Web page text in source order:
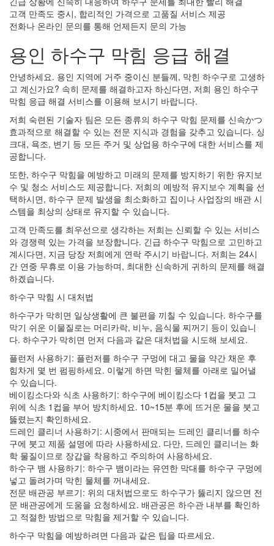
고객 만족도 중시, 합리적인 가격으로 고품질 서비스 제공
전화나 온라인 문의를 통해 언제든지 문의 가능
용인 하수구 막힘 응급 해결
안녕하세요. 용인 지역에 거주 중이신 분들께, 막힌 하수구로 고생하
고 계신가요? 속히 문제를 해결하고자 하신다면, 저희 용인 하수구
막힘 응급 해결 서비스를 이용해 보시기 바랍니다.
저희 숙련된 기술자 팀은 모든 종류의 하수구 막힘 문제를 신속かつ
효과적으로 해결할 수 있는 전문 지식과 경험을 갖추고 있습니다. 싱
크대, 욕조, 변기 등 모든 주거 및 상업용 하수구에 대한 서비스를 제
공합니다.
또한, 하수구 막힘을 예방하고 미래의 문제를 방지하기 위한 유지보
수 및 청소 서비스도 제공합니다. 저희의 예방적 유지보수 계획을 선
택하시면, 하수구 문제 발생을 최소화하고 집이나 사업장의 배관 시
스템을 최상의 상태로 유지할 수 있습니다.
고객 만족도를 최우선으로 생각하는 저희는 신뢰할 수 있는 서비스
와 경쟁력 있는 가격을 보장합니다. 긴급 하수구 막힘으로 고민하고
계시다면, 지금 당장 저희에게 연락 주시기 바랍니다. 저희는 24시
간 연중 무휴로 이용 가능하며, 최대한 신속하게 귀하의 문제를 해결
하겠습니다.
하수구 막힘 시 대처법
하수구가 막히면 일상생활에 큰 불편을 끼칠 수 있습니다. 하수구를
막기 쉬운 이물질로는 머리카락, 비누, 음식물 찌꺼기 등이 있습니
다. 하수구가 막히면 먼저 다음과 같은 대처법을 시도해 보세요.
플런저 사용하기: 플런저를 하수구 구멍에 대고 물을 약간 채운 후
힘차게 몇 번 펌핑하세요. 이렇게 하면 막힌 물체를 아래로 밀어낼
수 있습니다.
베이킹소다와 식초 사용하기: 하수구에 베이킹소다 1컵을 붓고 그
위에 식초 1컵을 부어 방치하세요. 10~15분 후에 뜨거운 물을 붓고
뚫렸는지 확인하세요.
드레인 클리너 사용하기: 시중에서 판매되는 드레인 클리너를 하수
구에 붓고 제품 설명에 따라 사용하세요. 다만, 드레인 클리너는 화
학 물질이므로 장갑을 착용하고 주의하여 사용하세요.
하수구 뱀 사용하기: 하수구 뱀이라는 유연한 막대를 하수구 구멍에
넣고 돌려가며 막힌 물체를 꺼내세요.
전문 배관공 부르기: 위의 대처법으로도 하수구가 뚫리지 않으면 전
문 배관공에게 도움을 요청하세요. 배관공은 하수관 내부를 확인하
고 적절한 방법으로 막힘을 제거할 수 있습니다.
하수구 막힘을 예방하려면 다음과 같은 팁을 따르세요.